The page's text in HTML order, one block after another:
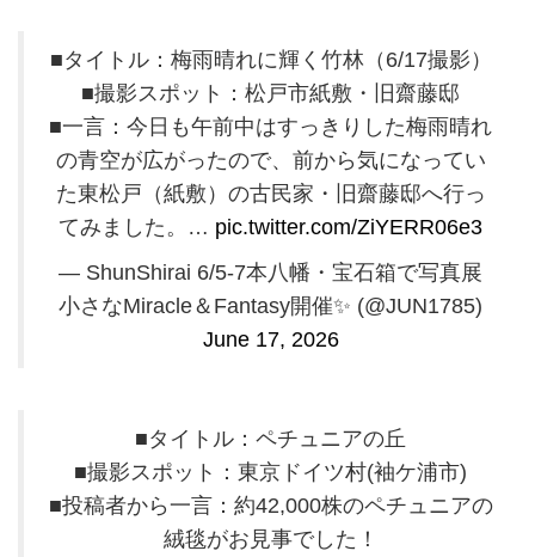
■タイトル：梅雨晴れに輝く竹林（6/17撮影）
■撮影スポット：松戸市紙敷・旧齋藤邸
■一言：今日も午前中はすっきりした梅雨晴れ
の青空が広がったので、前から気になってい
た東松戸（紙敷）の古民家・旧齋藤邸へ行っ
てみました。… pic.twitter.com/ZiYERR06e3
— ShunShirai 6/5-7本八幡・宝石箱で写真展
小さなMiracle＆Fantasy開催✨️ (@JUN1785)
June 17, 2026
■タイトル：ペチュニアの丘
■撮影スポット：東京ドイツ村(袖ケ浦市)
■投稿者から一言：約42,000株のペチュニアの
絨毯がお見事でした！